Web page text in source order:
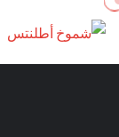
Skip
to
content